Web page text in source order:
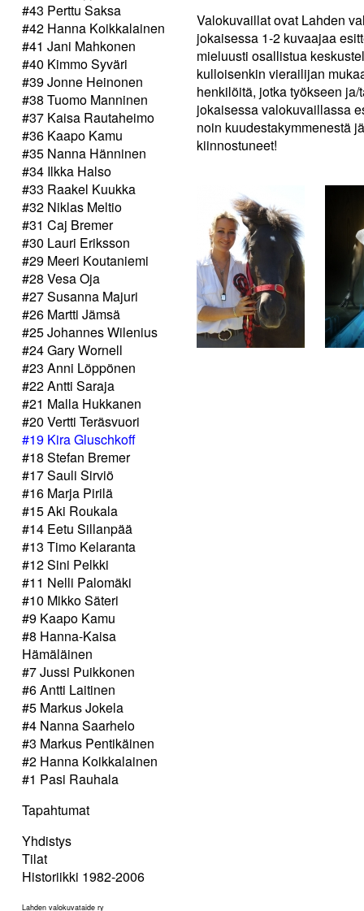
#43 Perttu Saksa
#42 Hanna Koikkalainen
#41 Jani Mahkonen
#40 Kimmo Syväri
#39 Jonne Heinonen
#38 Tuomo Manninen
#37 Kaisa Rautaheimo
#36 Kaapo Kamu
#35 Nanna Hänninen
#34 Ilkka Halso
#33 Raakel Kuukka
#32 Niklas Meltio
#31 Caj Bremer
#30 Lauri Eriksson
#29 Meeri Koutaniemi
#28 Vesa Oja
#27 Susanna Majuri
#26 Martti Jämsä
#25 Johannes Wilenius
#24 Gary Wornell
#23 Anni Löppönen
#22 Antti Saraja
#21 Malla Hukkanen
#20 Vertti Teräsvuori
#19 Kira Gluschkoff
#18 Stefan Bremer
#17 Sauli Sirviö
#16 Marja Pirilä
#15 Aki Roukala
#14 Eetu Sillanpää
#13 Timo Kelaranta
#12 Sini Pelkki
#11 Nelli Palomäki
#10 Mikko Säteri
#9 Kaapo Kamu
#8 Hanna-Kaisa
Hämäläinen
#7 Jussi Puikkonen
#6 Antti Laitinen
#5 Markus Jokela
#4 Nanna Saarhelo
#3 Markus Pentikäinen
#2 Hanna Koikkalainen
#1 Pasi Rauhala
Tapahtumat
Yhdistys
Tilat
Historiikki 1982-2006
Lahden valokuvataide ry
Valokuvaillat ovat Lahden
jokaisessa 1-2 kuvaajaa
mieluusti osallistua
kulloisenkin vierailijan
henkilöitä, jotka työkseen
jokaisessa valokuvaillassa
noin kuudestakymmenestä
kiinnostuneet!